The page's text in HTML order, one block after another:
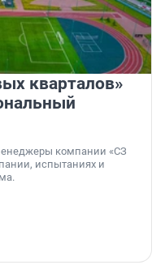
кварталов»
компании «СЗ
испытаниях и